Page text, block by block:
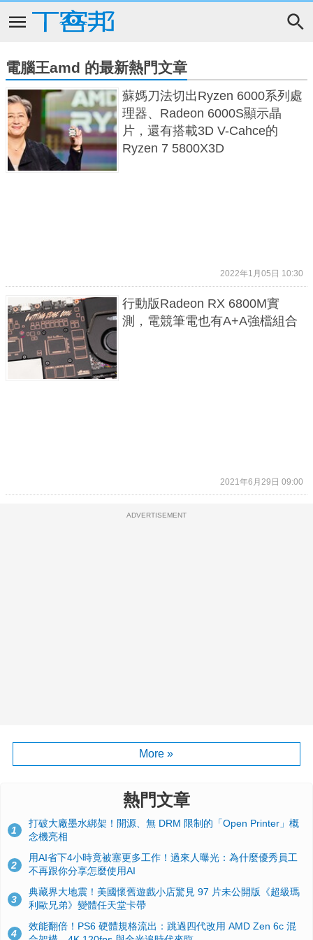
電腦王amd 的最新熱門文章
蘇媽刀法切出Ryzen 6000系列處
理器、Radeon 6000S顯示晶
片，還有搭載3D V-Cahce的
Ryzen 7 5800X3D
2022年1月05日 10:30
行動版Radeon RX 6800M實
測，電競筆電也有A+A強檔組合
2021年6月29日 09:00
ADVERTISEMENT
More »
熱門文章
1
打破大廠墨水綁架！開源、無 DRM 限制的「Open Printer」概
念機亮相
2
用AI省下4小時竟被塞更多工作！過來人曝光：為什麼優秀員工
不再跟你分享怎麼使用AI
3
典藏界大地震！美國懷舊遊戲小店驚見 97 片未公開版《超級瑪
利歐兄弟》變體任天堂卡帶
4
效能翻倍！PS6 硬體規格流出：跳過四代改用 AMD Zen 6c 混